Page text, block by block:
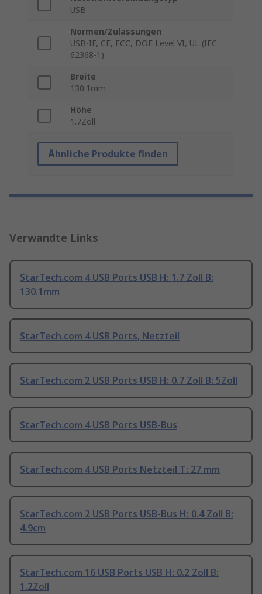
USB
Normen/Zulassungen
USB-IF, CE, FCC, DOE Level VI, UL (IEC
62368-1)
Breite
130.1mm
Höhe
1.7Zoll
Ähnliche Produkte finden
Verwandte Links
StarTech.com 4 USB Ports USB H: 1.7 Zoll B:
130.1mm
StarTech.com 4 USB Ports, Netzteil
StarTech.com 2 USB Ports USB H: 0.7 Zoll B: 5Zoll
StarTech.com 4 USB Ports USB-Bus
StarTech.com 4 USB Ports Netzteil T: 27 mm
StarTech.com 2 USB Ports USB-Bus H: 0.4 Zoll B:
4.9cm
StarTech.com 16 USB Ports USB H: 0.2 Zoll B:
1.2Zoll